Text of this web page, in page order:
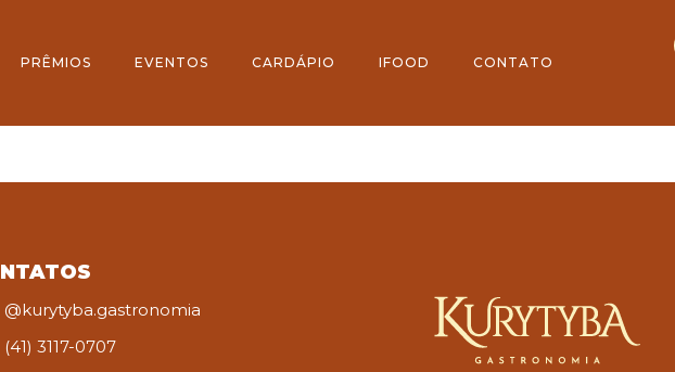
PRÊMIOS EVENTOS CARDÁPIO IFOOD CONTATO
@kurytyba.gastronomia
(41) 3117-0707